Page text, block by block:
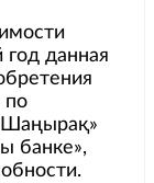
данная
по
банке»,